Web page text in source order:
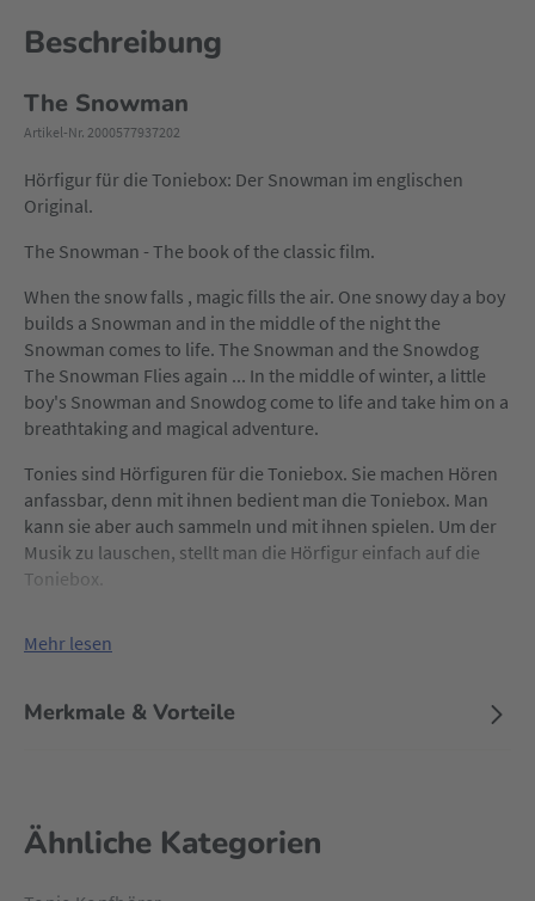
Beschreibung
The Snowman
Artikel-Nr. 2000577937202
Hörfigur für die Toniebox: Der Snowman im englischen
Original.
The Snowman - The book of the classic film.
When the snow falls , magic fills the air. One snowy day a boy
builds a Snowman and in the middle of the night the
Snowman comes to life. The Snowman and the Snowdog
The Snowman Flies again ... In the middle of winter, a little
boy's Snowman and Snowdog come to life and take him on a
breathtaking and magical adventure.
Tonies sind Hörfiguren für die Toniebox. Sie machen Hören
anfassbar, denn mit ihnen bedient man die Toniebox. Man
kann sie aber auch sammeln und mit ihnen spielen. Um der
Musik zu lauschen, stellt man die Hörfigur einfach auf die
Toniebox.
Mehr lesen
Merkmale & Vorteile
Ähnliche Kategorien